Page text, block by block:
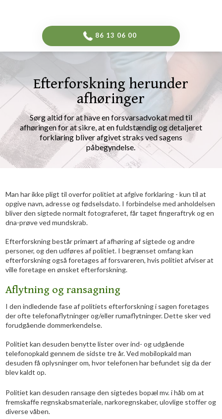
​86 13 06 00​
Efterforskning herunder
afhøringer
​Sørg altid for at have en forsvarsadvokat med til
afhøringen for at sikre, at en fuldstændig og detaljeret
forklaring bliver afgivet straks ved sagens
påbegyndelse.​
Man har ikke pligt til overfor politiet at afgive forklaring - kun til at
opgive navn, adresse og fødselsdato. I forbindelse med anholdelsen
bliver den sigtede normalt fotograferet, får taget fingeraftryk og en
dna-prøve ved mundskrab.
Efterforskning består primært af afhøring af sigtede og andre
personer, og den udføres af politiet. I begrænset omfang kan
efterforskning også foretages af forsvareren, hvis politiet afviser at
ville foretage en ønsket efterforskning.
Aflytning og ransagning
I den indledende fase af politiets efterforskning i sagen foretages
der ofte telefonaflytninger og/eller rumaflytninger. Dette sker ved
forudgående dommerkendelse.
Politiet kan desuden benytte lister over ind- og udgående
telefonopkald gennem de sidste tre år. Ved mobilopkald man
desuden få oplysninger om, hvor telefonen har befundet sig da der
blev kaldt op.
Politiet kan desuden ransage den sigtedes bopæl mv. i håb om at
fremskaffe regnskabsmateriale, narkoregnskaber, ulovlige stoffer og
diverse våben.